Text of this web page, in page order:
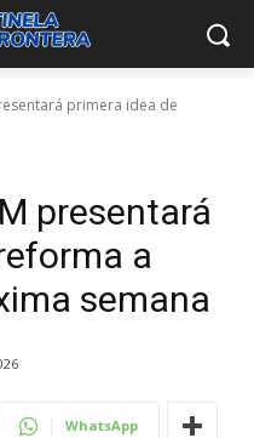
primera idea de
presentará
a
semana
WhatsApp